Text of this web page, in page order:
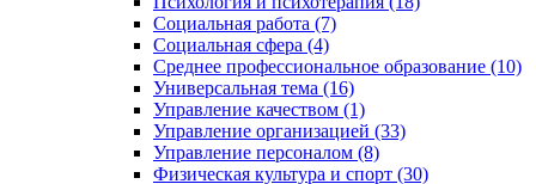
Социальная работа (7)
Социальная сфера (4)
Среднее профессиональное образование (10)
Универсальная тема (16)
Управление качеством (1)
Управление организацией (33)
Управление персоналом (8)
Физическая культура и спорт (30)